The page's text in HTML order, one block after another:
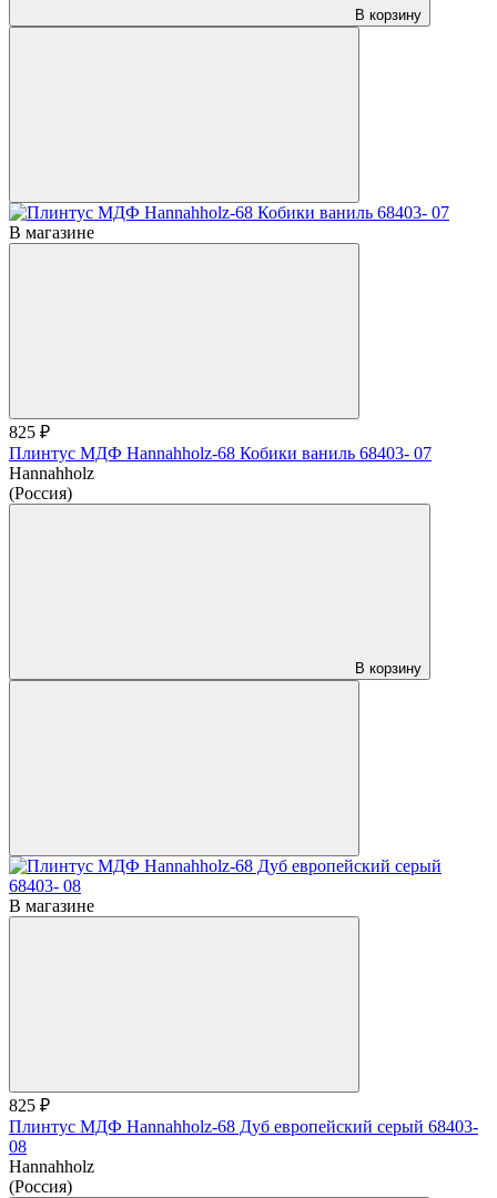
В корзину
В магазине
825 ₽
Плинтус МДФ Hannahholz-68 Кобики ваниль 68403- 07
Hannahholz
(Россия)
В корзину
В магазине
825 ₽
Плинтус МДФ Hannahholz-68 Дуб европейский серый 68403-
08
Hannahholz
(Россия)